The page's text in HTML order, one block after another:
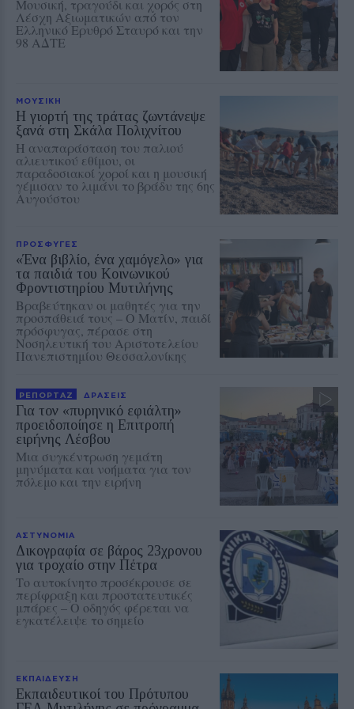
Μουσική, τραγούδι και χορός στη
Λέσχη Αξιωματικών από τον
Ελληνικό Ερυθρό Σταυρό και την
98 ΑΔΤΕ
ΜΟΥΣΙΚΗ
Η γιορτή της τράτας ζωντάνεψε
ξανά στη Σκάλα Πολιχνίτου
Η αναπαράσταση του παλιού
αλιευτικού εθίμου, οι
παραδοσιακοί χοροί και η μουσική
γέμισαν το λιμάνι το βράδυ της 6ης
Αυγούστου
ΠΡΟΣΦΥΓΕΣ
«Ένα βιβλίο, ένα χαμόγελο» για
τα παιδιά του Κοινωνικού
Φροντιστηρίου Μυτιλήνης
Βραβεύτηκαν οι μαθητές για την
προσπάθειά τους – Ο Ματίν, παιδί
πρόσφυγας, πέρασε στη
Νοσηλευτική του Αριστοτελείου
Πανεπιστημίου Θεσσαλονίκης
ΡΕΠΟΡΤΑΖ ΔΡΑΣΕΙΣ
Για τον «πυρηνικό εφιάλτη»
προειδοποίησε η Επιτροπή
ειρήνης Λέσβου
Μια συγκέντρωση γεμάτη
μηνύματα και νοήματα για τον
πόλεμο και την ειρήνη
ΑΣΤΥΝΟΜΙΑ
Δικογραφία σε βάρος 23χρονου
για τροχαίο στην Πέτρα
Το αυτοκίνητο προσέκρουσε σε
περίφραξη και προστατευτικές
μπάρες – Ο οδηγός φέρεται να
εγκατέλειψε το σημείο
ΕΚΠΑΙΔΕΥΣΗ
Εκπαιδευτικοί του Πρότυπου